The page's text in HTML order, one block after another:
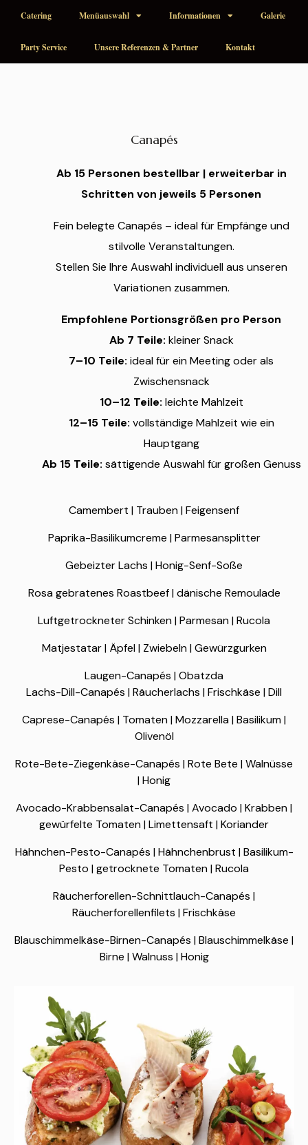
Catering Menüauswahl Informationen Galerie
Party Service Unsere Referenzen & Partner Kontakt
Canapés
Ab 15 Personen bestellbar | erweiterbar in
Schritten von jeweils 5 Personen
Fein belegte Canapés – ideal für Empfänge und
stilvolle Veranstaltungen.
Stellen Sie Ihre Auswahl individuell aus unseren
Variationen zusammen.
Empfohlene Portionsgrößen pro Person
Ab 7 Teile: kleiner Snack
7–10 Teile: ideal für ein Meeting oder als
Zwischensnack
10–12 Teile: leichte Mahlzeit
12–15 Teile: vollständige Mahlzeit wie ein
Hauptgang
Ab 15 Teile: sättigende Auswahl für großen Genuss
Camembert | Trauben | Feigensenf
Paprika-Basilikumcreme | Parmesansplitter
Gebeizter Lachs | Honig-Senf-Soße
Rosa gebratenes Roastbeef | dänische Remoulade
Luftgetrockneter Schinken | Parmesan | Rucola
Matjestatar | Äpfel | Zwiebeln | Gewürzgurken
Laugen-Canapés | Obatzda
Lachs-Dill-Canapés | Räucherlachs | Frischkäse | Dill
Caprese-Canapés | Tomaten | Mozzarella | Basilikum |
Olivenöl
Rote-Bete-Ziegenkäse-Canapés | Rote Bete | Walnüsse
| Honig
Avocado-Krabbensalat-Canapés | Avocado | Krabben |
gewürfelte Tomaten | Limettensaft | Koriander
Hähnchen-Pesto-Canapés | Hähnchenbrust | Basilikum-
Pesto | getrocknete Tomaten | Rucola
Räucherforellen-Schnittlauch-Canapés |
Räucherforellenfilets | Frischkäse
Blauschimmelkäse-Birnen-Canapés | Blauschimmelkäse |
Birne | Walnuss | Honig